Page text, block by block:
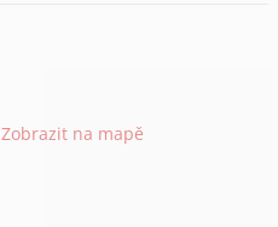
Zobrazit na mapě